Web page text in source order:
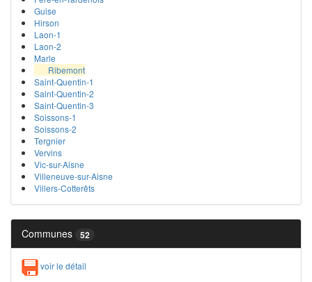
Guise
Hirson
Laon-1
Laon-2
Marle
Ribemont
Saint-Quentin-1
Saint-Quentin-2
Saint-Quentin-3
Soissons-1
Soissons-2
Tergnier
Vervins
Vic-sur-Aisne
Villeneuve-sur-Aisne
Villers-Cotterêts
Communes 52
voir le détail